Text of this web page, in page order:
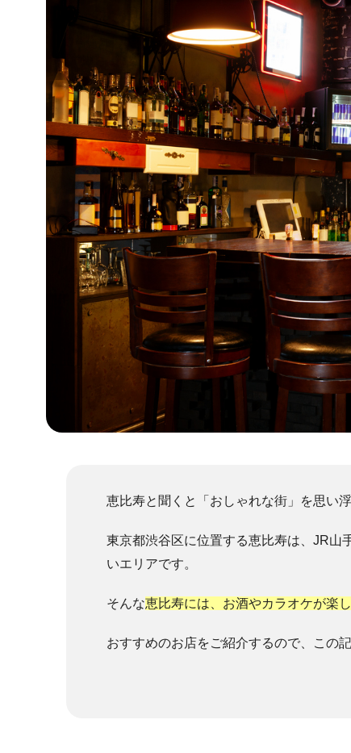
恵比寿と聞くと「おしゃれな街」を思い
東京都渋谷区に位置する恵比寿は、JR山
いエリアです。
そんな恵比寿には、お酒やカラオケが楽
おすすめのお店をご紹介するので、この